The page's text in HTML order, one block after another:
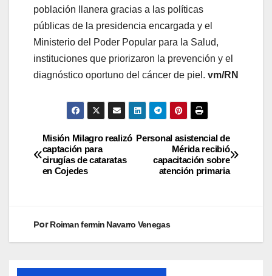
población llanera gracias a las políticas
públicas de la presidencia encargada y el
Ministerio del Poder Popular para la Salud,
instituciones que priorizaron la prevención y el
diagnóstico oportuno del cáncer de piel. vm/RN
Personal asistencial de
Mérida recibió
capacitación sobre
atención primaria
Misión Milagro realizó
captación para
cirugías de cataratas
en Cojedes
PorRoiman fermin Navarro Venegas